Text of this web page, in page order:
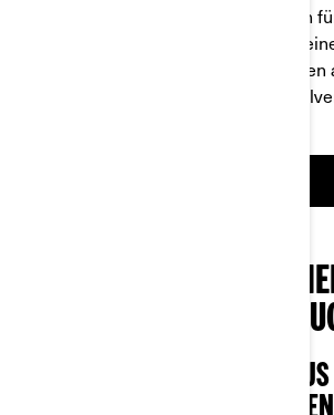
Wir haben eine Mission: mehr Frauen
zu begeistern. Wir haben zwar noch
uns, aber wir sind zusammen mit
Und der Weg, der vor uns liegt, ist
WIR HABEN SIE
SIE IHR TRAUM-
WÄHLEN SIE IHR MODELL